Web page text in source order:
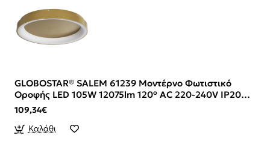
GLOBOSTAR® SALEM 61239 Μοντέρνο Φωτιστικό
Οροφής LED 105W 12075lm 120° AC 220-240V IP20
Ρυθμιζόμενο Λευκό CCT με Χειριστήριο από 2700K
έως 6000K Dimmable - Lumileds SMD Chip - Χρυσό -
Μ60 x Π60 x Υ9.5cm - 3 Χρόνια Εγγύηση
109,34€
Καλάθι